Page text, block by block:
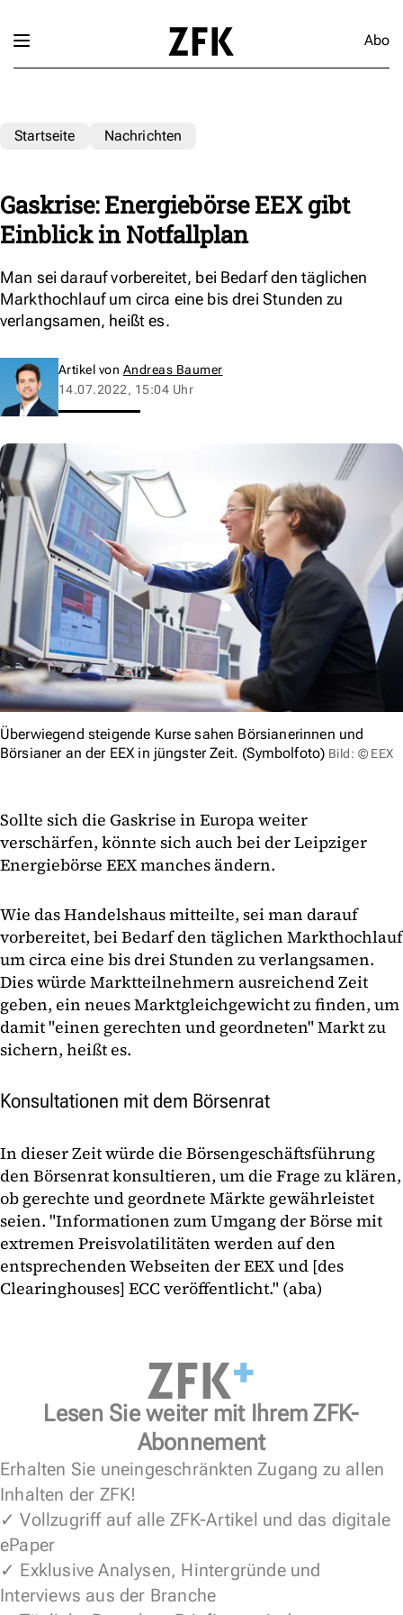
Abo
Startseite Nachrichten
Gaskrise: Energiebörse EEX gibt
Einblick in Notfallplan
Man sei darauf vorbereitet, bei Bedarf den täglichen
Markthochlauf um circa eine bis drei Stunden zu
verlangsamen, heißt es.
Artikel von Andreas Baumer
14.07.2022, 15:04 Uhr
Überwiegend steigende Kurse sahen Börsianerinnen und
Börsianer an der EEX in jüngster Zeit. (Symbolfoto) Bild: © EEX
Sollte sich die Gaskrise in Europa weiter
verschärfen, könnte sich auch bei der Leipziger
Energiebörse EEX manches ändern.
Wie das Handelshaus mitteilte, sei man darauf
vorbereitet, bei Bedarf den täglichen Markthochlauf
um circa eine bis drei Stunden zu verlangsamen.
Dies würde Marktteilnehmern ausreichend Zeit
geben, ein neues Marktgleichgewicht zu finden, um
damit "einen gerechten und geordneten" Markt zu
sichern, heißt es.
Konsultationen mit dem Börsenrat
In dieser Zeit würde die Börsengeschäftsführung
den Börsenrat konsultieren, um die Frage zu klären,
ob gerechte und geordnete Märkte gewährleistet
seien. "Informationen zum Umgang der Börse mit
extremen Preisvolatilitäten werden auf den
entsprechenden Webseiten der EEX und [des
Clearinghouses] ECC veröffentlicht." (aba)
Lesen Sie weiter mit Ihrem ZFK-
Abonnement
Erhalten Sie uneingeschränkten Zugang zu allen
Inhalten der ZFK!
✓ Vollzugriff auf alle ZFK-Artikel und das digitale
ePaper
✓ Exklusive Analysen, Hintergründe und
Interviews aus der Branche